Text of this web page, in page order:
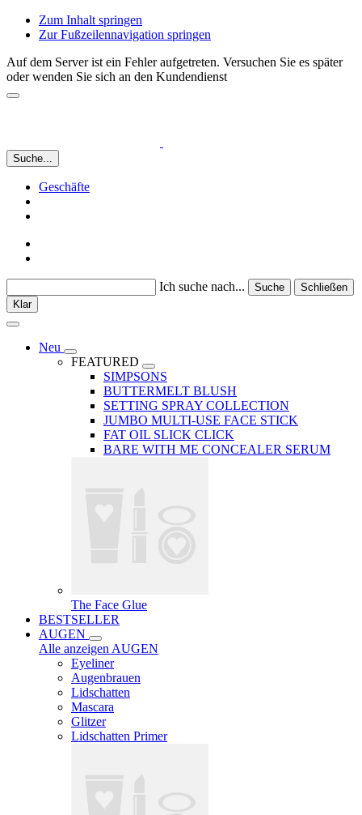
Zum Inhalt springen
Zur Fußzeilennavigation springen
Auf dem Server ist ein Fehler aufgetreten. Versuchen Sie es später
oder wenden Sie sich an den Kundendienst
Suche...
Geschäfte
Ich suche nach... Suche
Schließen
Klar
Neu
FEATURED
SIMPSONS
BUTTERMELT BLUSH
SETTING SPRAY COLLECTION
JUMBO MULTI-USE FACE STICK
FAT OIL SLICK CLICK
BARE WITH ME CONCEALER SERUM
The Face Glue
BESTSELLER
AUGEN
Alle anzeigen AUGEN
Eyeliner
Augenbrauen
Lidschatten
Mascara
Glitzer
Lidschatten Primer